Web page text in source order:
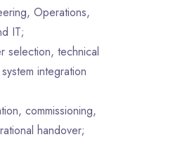
Operations,
IT;
selection, technical
integration
commissioning,
handover;